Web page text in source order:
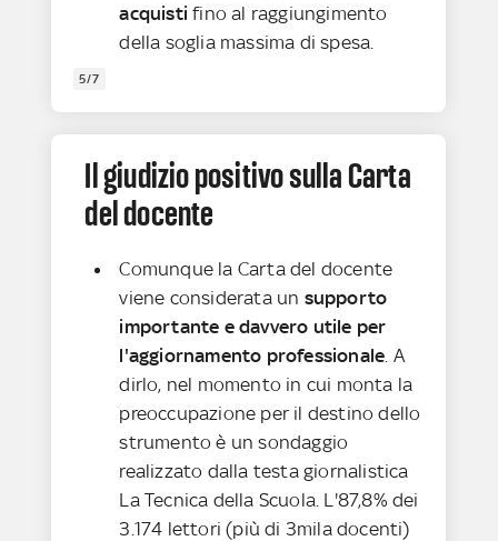
acquistifino al raggiungimento
della soglia massima di spesa.
5/7
Il giudizio positivo sulla Carta
del docente
Comunque la Carta del docente
viene considerata un supporto
importante e davvero utile per
l'aggiornamento professionale . A
dirlo, nel momento in cui monta la
preoccupazione per il destino dello
strumento è un sondaggio
realizzato dalla testa giornalistica
La Tecnica della Scuola. L'87,8% dei
3.174 lettori (più di 3mila docenti)